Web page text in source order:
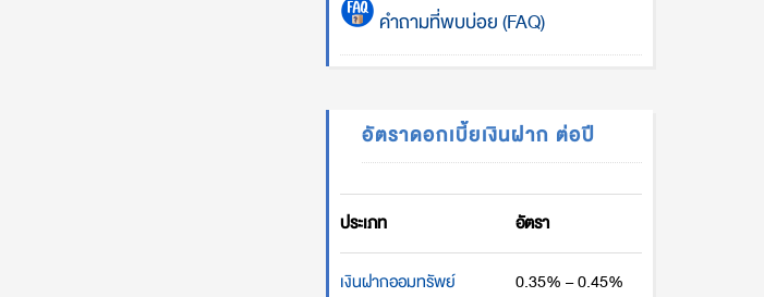
คำถามที่พบบ่อย (FAQ)
อัตราดอกเบี้ยเงินฝาก ต่อปี
ประเภท อัตรา
เงินฝากออมทรัพย์ 0.35% – 0.45%